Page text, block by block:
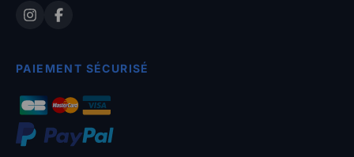
PAIEMENT SÉCURISÉ